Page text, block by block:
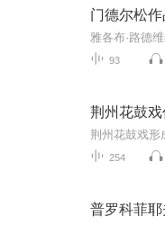
门德尔松
93
荆州花鼓戏
254
普罗科菲